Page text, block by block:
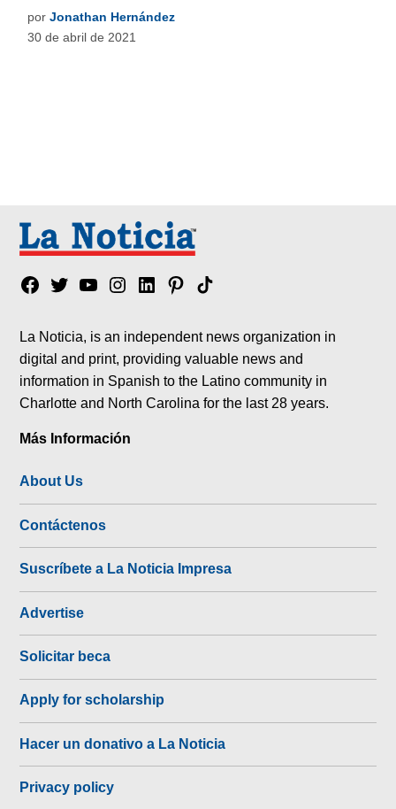
por Jonathan Hernández
30 de abril de 2021
Facebook
TwitterYouTubeInstagram
LinkedinPinterest
Tik
La Noticia, is an independent news organization in
digital and print, providing valuable news and
information in Spanish to the Latino community in
Charlotte and North Carolina for the last 28 years.
Más Información
About Us
Contáctenos
Suscríbete a La Noticia Impresa
Advertise
Solicitar beca
Apply for scholarship
Hacer un donativo a La Noticia
Privacy policy